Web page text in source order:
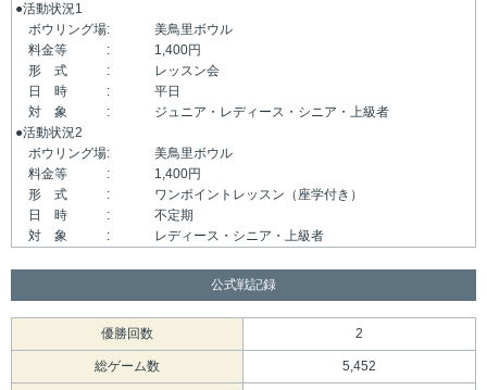
●活動状況1
ボウリング場:
美鳥里ボウル
料金等 :
1,400円
形 式 :
レッスン会
日 時 :
平日
対 象 :
ジュニア・レディース・シニア・上級者
●活動状況2
ボウリング場:
美鳥里ボウル
料金等 :
1,400円
形 式 :
ワンポイントレッスン（座学付き）
日 時 :
不定期
対 象 :
レディース・シニア・上級者
公式戦記録
優勝回数 2
総ゲーム数 5,452